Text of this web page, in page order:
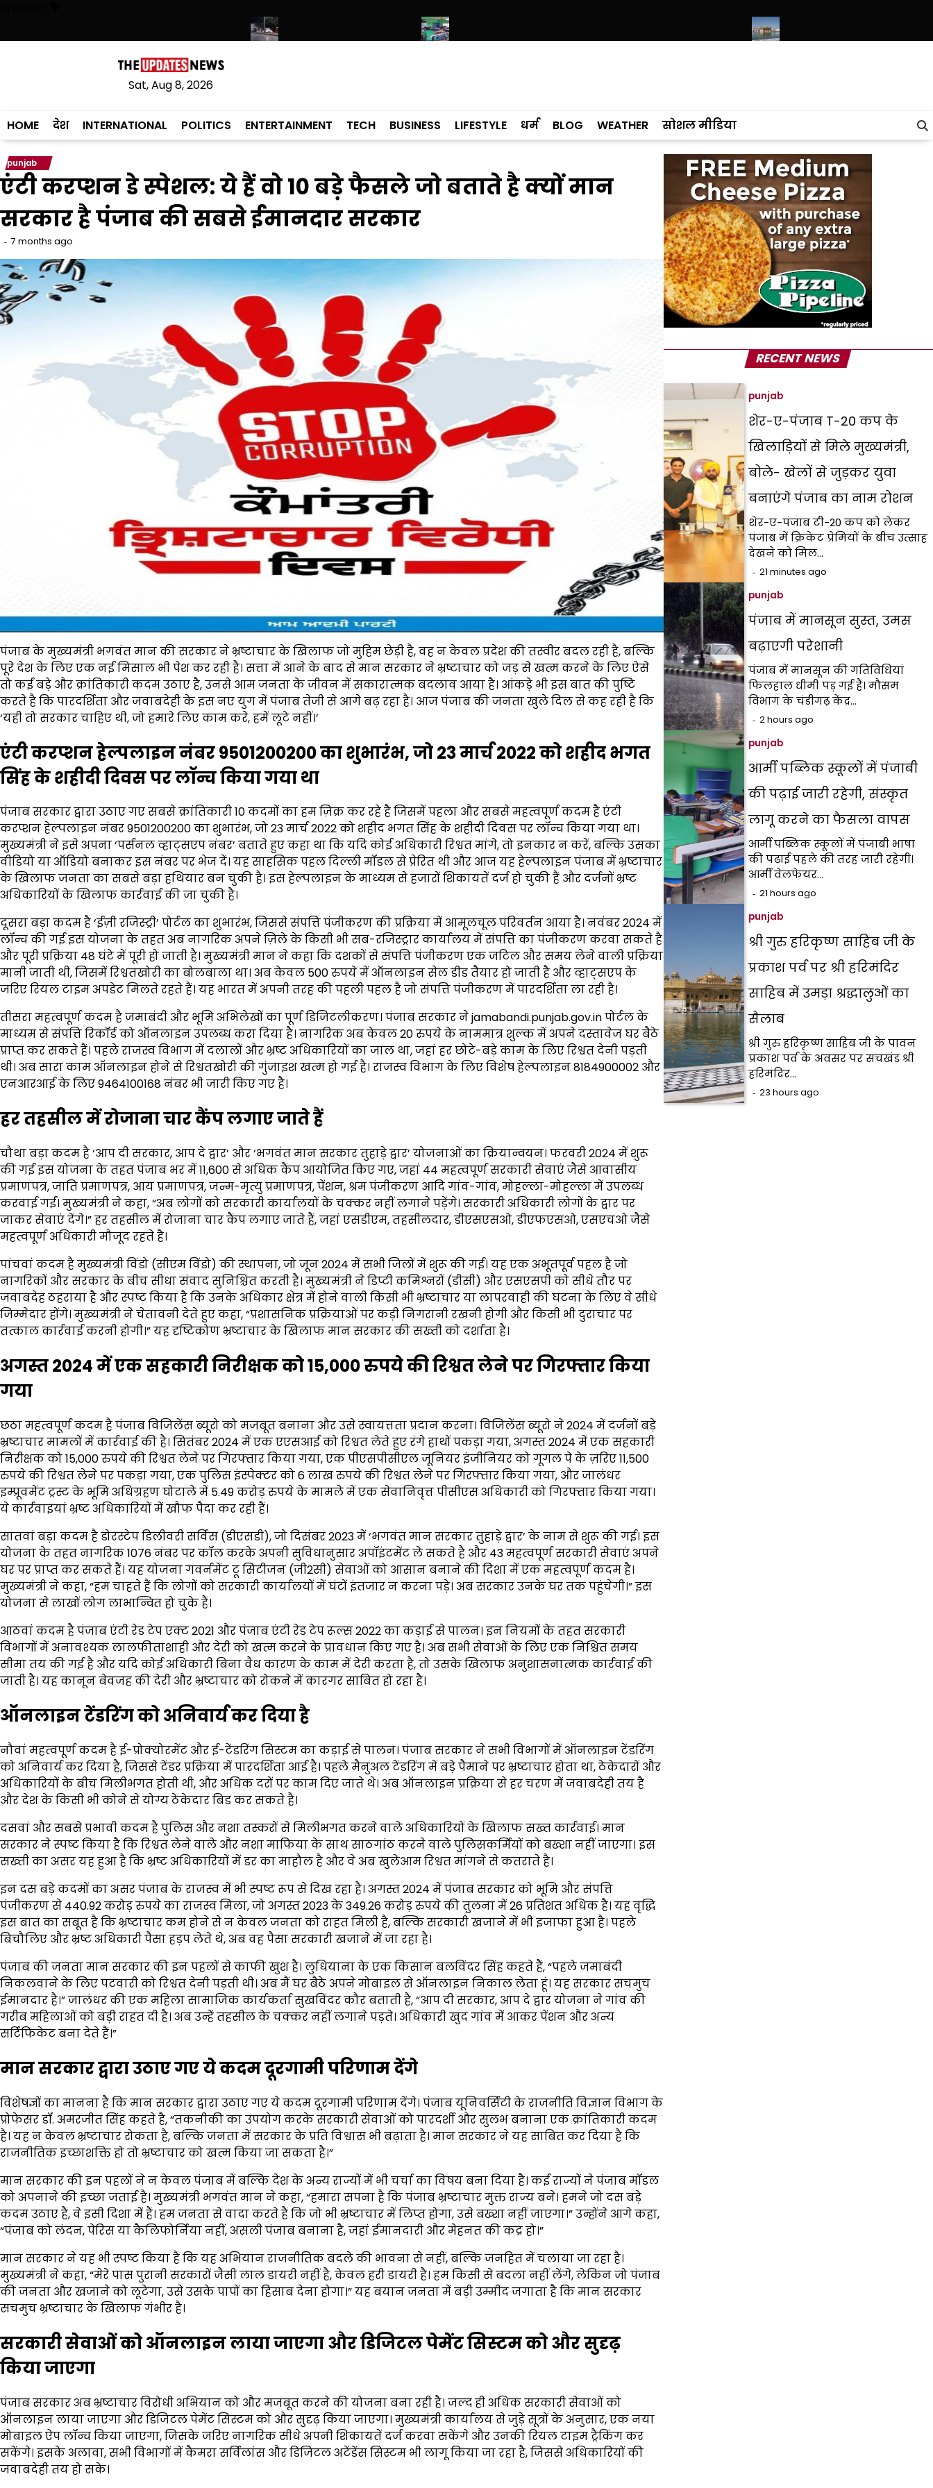
content
खेलों से जुड़कर युवा बनाएंगे पंजाब का नाम रोशन पंजाब में मानसून सुस्त, उमस बढ़ाएगी परेशानी
Sat, Aug 8, 2026
HOME देश INTERNATIONAL POLITICS ENTERTAINMENT TECH BUSINESS LIFESTYLE धर्म BLOG WEATHER सोशल मीडिया
punjab
एंटी करप्शन डे स्पेशल: ये हैं वो 10 बड़े फैसले जो बताते है क्यों मान
सरकार है पंजाब की सबसे ईमानदार सरकार
7 months ago
पंजाब के मुख्यमंत्री भगवंत मान की सरकार ने भ्रष्टाचार के खिलाफ जो मुहिम छेड़ी है, वह न केवल प्रदेश की तस्वीर बदल रही है, बल्कि
पूरे देश के लिए एक नई मिसाल भी पेश कर रही है। सत्ता में आने के बाद से मान सरकार ने भ्रष्टाचार को जड़ से खत्म करने के लिए ऐसे
तो कईं बड़े और क्रांतिकारी कदम उठाए है, उनसे आम जनता के जीवन में सकारात्मक बदलाव आया है। आंकड़े भी इस बात की पुष्टि
करते है कि पारदर्शिता और जवाबदेही के इस नए युग में पंजाब तेजी से आगे बढ़ रहा है। आज पंजाब की जनता खुले दिल से कह रही है कि
‘यही तो सरकार चाहिए थी, जो हमारे लिए काम करे, हमें लूटे नहीं।’
एंटी करप्शन हेल्पलाइन नंबर 9501200200 का शुभारंभ, जो 23 मार्च 2022 को शहीद भगत
सिंह के शहीदी दिवस पर लॉन्च किया गया था
पंजाब सरकार द्वारा उठाए गए सबसे क्रांतिकारी 10 कदमों का हम ज़िक्र कर रहे है जिसमें पहला और सबसे महत्वपूर्ण कदम है एंटी
करप्शन हेल्पलाइन नंबर 9501200200 का शुभारंभ, जो 23 मार्च 2022 को शहीद भगत सिंह के शहीदी दिवस पर लॉन्च किया गया था।
मुख्यमंत्री ने इसे अपना ‘पर्सनल व्हाट्सएप नंबर’ बताते हुए कहा था कि यदि कोई अधिकारी रिश्वत मांगे, तो इनकार न करें, बल्कि उसका
वीडियो या ऑडियो बनाकर इस नंबर पर भेज दें। यह साहसिक पहल दिल्ली मॉडल से प्रेरित थी और आज यह हेल्पलाइन पंजाब में भ्रष्टाचार
के खिलाफ जनता का सबसे बड़ा हथियार बन चुकी है। इस हेल्पलाइन के माध्यम से हजारों शिकायतें दर्ज हो चुकी हैं और दर्जनों भ्रष्ट
अधिकारियों के खिलाफ कार्रवाई की जा चुकी है।
दूसरा बड़ा कदम है ‘ईज़ी रजिस्ट्री’ पोर्टल का शुभारंभ, जिससे संपत्ति पंजीकरण की प्रक्रिया में आमूलचूल परिवर्तन आया है। नवंबर 2024 में
लॉन्च की गई इस योजना के तहत अब नागरिक अपने ज़िले के किसी भी सब-रजिस्ट्रार कार्यालय में संपत्ति का पंजीकरण करवा सकते है
और पूरी प्रक्रिया 48 घंटे में पूरी हो जाती है। मुख्यमंत्री मान ने कहा कि दशकों से संपत्ति पंजीकरण एक जटिल और समय लेने वाली प्रक्रिया
मानी जाती थी, जिसमें रिश्वतखोरी का बोलबाला था। अब केवल 500 रुपये में ऑनलाइन सेल डीड तैयार हो जाती है और व्हाट्सएप के
जरिए रियल टाइम अपडेट मिलते रहते हैं। यह भारत में अपनी तरह की पहली पहल है जो संपत्ति पंजीकरण में पारदर्शिता ला रही है।
तीसरा महत्वपूर्ण कदम है जमाबंदी और भूमि अभिलेखों का पूर्ण डिजिटलीकरण। पंजाब सरकार ने jamabandi.punjab.gov.in पोर्टल के
माध्यम से संपत्ति रिकॉर्ड को ऑनलाइन उपलब्ध करा दिया है। नागरिक अब केवल 20 रुपये के नाममात्र शुल्क में अपने दस्तावेज घर बैठे
प्राप्त कर सकते हैं। पहले राजस्व विभाग में दलालों और भ्रष्ट अधिकारियों का जाल था, जहां हर छोटे-बड़े काम के लिए रिश्वत देनी पड़ती
थी। अब सारा काम ऑनलाइन होने से रिश्वतखोरी की गुंजाइश खत्म हो गई है। राजस्व विभाग के लिए विशेष हेल्पलाइन 8184900002 और
एनआरआई के लिए 9464100168 नंबर भी जारी किए गए है।
हर तहसील में रोजाना चार कैंप लगाए जाते हैं
चौथा बड़ा कदम है ‘आप दी सरकार, आप दे द्वार’ और ‘भगवंत मान सरकार तुहाड़े द्वार’ योजनाओं का क्रियान्वयन। फरवरी 2024 में शुरू
की गई इस योजना के तहत पंजाब भर में 11,600 से अधिक कैंप आयोजित किए गए, जहां 44 महत्वपूर्ण सरकारी सेवाएं जैसे आवासीय
प्रमाणपत्र, जाति प्रमाणपत्र, आय प्रमाणपत्र, जन्म-मृत्यु प्रमाणपत्र, पेंशन, श्रम पंजीकरण आदि गांव-गांव, मोहल्ला-मोहल्ला में उपलब्ध
करवाई गईं। मुख्यमंत्री ने कहा, “अब लोगों को सरकारी कार्यालयों के चक्कर नहीं लगाने पड़ेंगे। सरकारी अधिकारी लोगों के द्वार पर
जाकर सेवाएं देंगे।” हर तहसील में रोजाना चार कैंप लगाए जाते हैं, जहां एसडीएम, तहसीलदार, डीएसएसओ, डीएफएसओ, एसएचओ जैसे
महत्वपूर्ण अधिकारी मौजूद रहते है।
पांचवां कदम है मुख्यमंत्री विंडो (सीएम विंडो) की स्थापना, जो जून 2024 में सभी जिलों में शुरू की गई। यह एक अभूतपूर्व पहल है जो
नागरिकों और सरकार के बीच सीधा संवाद सुनिश्चित करती है। मुख्यमंत्री ने डिप्टी कमिश्नरों (डीसी) और एसएसपी को सीधे तौर पर
जवाबदेह ठहराया है और स्पष्ट किया है कि उनके अधिकार क्षेत्र में होने वाली किसी भी भ्रष्टाचार या लापरवाही की घटना के लिए वे सीधे
जिम्मेदार होंगे। मुख्यमंत्री ने चेतावनी देते हुए कहा, “प्रशासनिक प्रक्रियाओं पर कड़ी निगरानी रखनी होगी और किसी भी दुराचार पर
तत्काल कार्रवाई करनी होगी।” यह दृष्टिकोण भ्रष्टाचार के खिलाफ मान सरकार की सख्ती को दर्शाता है।
अगस्त 2024 में एक सहकारी निरीक्षक को 15,000 रुपये की रिश्वत लेने पर गिरफ्तार किया
गया
छठा महत्वपूर्ण कदम है पंजाब विजिलेंस ब्यूरो को मजबूत बनाना और उसे स्वायत्तता प्रदान करना। विजिलेंस ब्यूरो ने 2024 में दर्जनों बड़े
भ्रष्टाचार मामलों में कार्रवाई की है। सितंबर 2024 में एक एएसआई को रिश्वत लेते हुए रंगे हाथों पकड़ा गया, अगस्त 2024 में एक सहकारी
निरीक्षक को 15,000 रुपये की रिश्वत लेने पर गिरफ्तार किया गया, एक पीएसपीसीएल जूनियर इंजीनियर को गूगल पे के ज़रिए 11,500
रुपये की रिश्वत लेने पर पकड़ा गया, एक पुलिस इंस्पेक्टर को 6 लाख रुपये की रिश्वत लेने पर गिरफ्तार किया गया, और जालंधर
इम्प्रूवमेंट ट्रस्ट के भूमि अधिग्रहण घोटाले में 5.49 करोड़ रुपये के मामले में एक सेवानिवृत्त पीसीएस अधिकारी को गिरफ्तार किया गया।
ये कार्रवाइयां भ्रष्ट अधिकारियों में खौफ पैदा कर रही हैं।
सातवां बड़ा कदम है डोरस्टेप डिलीवरी सर्विस (डीएसडी), जो दिसंबर 2023 में ‘भगवंत मान सरकार तुहाड़े द्वार’ के नाम से शुरू की गई। इस
योजना के तहत नागरिक 1076 नंबर पर कॉल करके अपनी सुविधानुसार अपॉइंटमेंट ले सकते है और 43 महत्वपूर्ण सरकारी सेवाएं अपने
घर पर प्राप्त कर सकते हैं। यह योजना गवर्नमेंट टू सिटीजन (जी2सी) सेवाओं को आसान बनाने की दिशा में एक महत्वपूर्ण कदम है।
मुख्यमंत्री ने कहा, “हम चाहते हैं कि लोगों को सरकारी कार्यालयों में घंटों इंतजार न करना पड़े। अब सरकार उनके घर तक पहुंचेगी।” इस
योजना से लाखों लोग लाभान्वित हो चुके हैं।
आठवां कदम है पंजाब एंटी रेड टेप एक्ट 2021 और पंजाब एंटी रेड टेप रूल्स 2022 का कड़ाई से पालन। इन नियमों के तहत सरकारी
विभागों में अनावश्यक लालफीताशाही और देरी को खत्म करने के प्रावधान किए गए है। अब सभी सेवाओं के लिए एक निश्चित समय
सीमा तय की गई है और यदि कोई अधिकारी बिना वैध कारण के काम में देरी करता है, तो उसके खिलाफ अनुशासनात्मक कार्रवाई की
जाती है। यह कानून बेवजह की देरी और भ्रष्टाचार को रोकने में कारगर साबित हो रहा है।
ऑनलाइन टेंडरिंग को अनिवार्य कर दिया है
नौवां महत्वपूर्ण कदम है ई-प्रोक्योरमेंट और ई-टेंडरिंग सिस्टम का कड़ाई से पालन। पंजाब सरकार ने सभी विभागों में ऑनलाइन टेंडरिंग
को अनिवार्य कर दिया है, जिससे टेंडर प्रक्रिया में पारदर्शिता आई है। पहले मैनुअल टेंडरिंग में बड़े पैमाने पर भ्रष्टाचार होता था, ठेकेदारों और
अधिकारियों के बीच मिलीभगत होती थी, और अधिक दरों पर काम दिए जाते थे। अब ऑनलाइन प्रक्रिया से हर चरण में जवाबदेही तय है
और देश के किसी भी कोने से योग्य ठेकेदार बिड कर सकते है।
दसवां और सबसे प्रभावी कदम है पुलिस और नशा तस्करों से मिलीभगत करने वाले अधिकारियों के खिलाफ सख्त कार्रवाई। मान
सरकार ने स्पष्ट किया है कि रिश्वत लेने वाले और नशा माफिया के साथ साठगांठ करने वाले पुलिसकर्मियों को बख्शा नहीं जाएगा। इस
सख्ती का असर यह हुआ है कि भ्रष्ट अधिकारियों में डर का माहौल है और वे अब खुलेआम रिश्वत मांगने से कतराते है।
इन दस बड़े कदमों का असर पंजाब के राजस्व में भी स्पष्ट रूप से दिख रहा है। अगस्त 2024 में पंजाब सरकार को भूमि और संपत्ति
पंजीकरण से 440.92 करोड़ रुपये का राजस्व मिला, जो अगस्त 2023 के 349.26 करोड़ रुपये की तुलना में 26 प्रतिशत अधिक है। यह वृद्धि
इस बात का सबूत है कि भ्रष्टाचार कम होने से न केवल जनता को राहत मिली है, बल्कि सरकारी खजाने में भी इजाफा हुआ है। पहले
बिचौलिए और भ्रष्ट अधिकारी पैसा हड़प लेते थे, अब वह पैसा सरकारी खजाने में जा रहा है।
पंजाब की जनता मान सरकार की इन पहलों से काफी खुश है। लुधियाना के एक किसान बलविंदर सिंह कहते हैं, “पहले जमाबंदी
निकलवाने के लिए पटवारी को रिश्वत देनी पड़ती थी। अब मैं घर बैठे अपने मोबाइल से ऑनलाइन निकाल लेता हूं। यह सरकार सचमुच
ईमानदार है।” जालंधर की एक महिला सामाजिक कार्यकर्ता सुखविंदर कौर बताती हैं, “आप दी सरकार, आप दे द्वार योजना ने गांव की
गरीब महिलाओं को बड़ी राहत दी है। अब उन्हें तहसील के चक्कर नहीं लगाने पड़ते। अधिकारी खुद गांव में आकर पेंशन और अन्य
सर्टिफिकेट बना देते हैं।”
मान सरकार द्वारा उठाए गए ये कदम दूरगामी परिणाम देंगे
विशेषज्ञों का मानना है कि मान सरकार द्वारा उठाए गए ये कदम दूरगामी परिणाम देंगे। पंजाब यूनिवर्सिटी के राजनीति विज्ञान विभाग के
प्रोफेसर डॉ. अमरजीत सिंह कहते है, “तकनीकी का उपयोग करके सरकारी सेवाओं को पारदर्शी और सुलभ बनाना एक क्रांतिकारी कदम
है। यह न केवल भ्रष्टाचार रोकता है, बल्कि जनता में सरकार के प्रति विश्वास भी बढ़ाता है। मान सरकार ने यह साबित कर दिया है कि
राजनीतिक इच्छाशक्ति हो तो भ्रष्टाचार को खत्म किया जा सकता है।”
मान सरकार की इन पहलों ने न केवल पंजाब में बल्कि देश के अन्य राज्यों में भी चर्चा का विषय बना दिया है। कई राज्यों ने पंजाब मॉडल
को अपनाने की इच्छा जताई है। मुख्यमंत्री भगवंत मान ने कहा, “हमारा सपना है कि पंजाब भ्रष्टाचार मुक्त राज्य बने। हमने जो दस बड़े
कदम उठाए हैं, वे इसी दिशा में हैं। हम जनता से वादा करते हैं कि जो भी भ्रष्टाचार में लिप्त होगा, उसे बख्शा नहीं जाएगा।” उन्होंने आगे कहा,
“पंजाब को लंदन, पेरिस या कैलिफोर्निया नहीं, असली पंजाब बनाना है, जहां ईमानदारी और मेहनत की कद्र हो।”
मान सरकार ने यह भी स्पष्ट किया है कि यह अभियान राजनीतिक बदले की भावना से नहीं, बल्कि जनहित में चलाया जा रहा है।
मुख्यमंत्री ने कहा, “मेरे पास पुरानी सरकारों जैसी लाल डायरी नहीं है, केवल हरी डायरी है। हम किसी से बदला नहीं लेंगे, लेकिन जो पंजाब
की जनता और खजाने को लूटेगा, उसे उसके पापों का हिसाब देना होगा।” यह बयान जनता में बड़ी उम्मीद जगाता है कि मान सरकार
सचमुच भ्रष्टाचार के खिलाफ गंभीर है।
सरकारी सेवाओं को ऑनलाइन लाया जाएगा और डिजिटल पेमेंट सिस्टम को और सुदृढ़
किया जाएगा
पंजाब सरकार अब भ्रष्टाचार विरोधी अभियान को और मजबूत करने की योजना बना रही है। जल्द ही अधिक सरकारी सेवाओं को
ऑनलाइन लाया जाएगा और डिजिटल पेमेंट सिस्टम को और सुदृढ़ किया जाएगा। मुख्यमंत्री कार्यालय से जुड़े सूत्रों के अनुसार, एक नया
मोबाइल ऐप लॉन्च किया जाएगा, जिसके जरिए नागरिक सीधे अपनी शिकायतें दर्ज करवा सकेंगे और उनकी रियल टाइम ट्रैकिंग कर
सकेंगे। इसके अलावा, सभी विभागों में कैमरा सर्विलांस और डिजिटल अटेंडेंस सिस्टम भी लागू किया जा रहा है, जिससे अधिकारियों की
जवाबदेही तय हो सके।
RECENT NEWS
punjab
शेर-ए-पंजाब T-20 कप के
खिलाड़ियों से मिले मुख्यमंत्री,
बोले- खेलों से जुड़कर युवा
बनाएंगे पंजाब का नाम रोशन
शेर-ए-पंजाब टी-20 कप को लेकर
पंजाब में क्रिकेट प्रेमियों के बीच उत्साह
देखने को मिल…
21 minutes ago
punjab
पंजाब में मानसून सुस्त, उमस
बढ़ाएगी परेशानी
पंजाब में मानसून की गतिविधियां
फिलहाल धीमी पड़ गई हैं। मौसम
विभाग के चंडीगढ़ केंद्र…
2 hours ago
punjab
आर्मी पब्लिक स्कूलों में पंजाबी
की पढ़ाई जारी रहेगी, संस्कृत
लागू करने का फैसला वापस
आर्मी पब्लिक स्कूलों में पंजाबी भाषा
की पढ़ाई पहले की तरह जारी रहेगी।
आर्मी वेलफेयर…
21 hours ago
punjab
श्री गुरु हरिकृष्ण साहिब जी के
प्रकाश पर्व पर श्री हरिमंदिर
साहिब में उमड़ा श्रद्धालुओं का
सैलाब
श्री गुरु हरिकृष्ण साहिब जी के पावन
प्रकाश पर्व के अवसर पर सचखंड श्री
हरिमंदिर…
23 hours ago